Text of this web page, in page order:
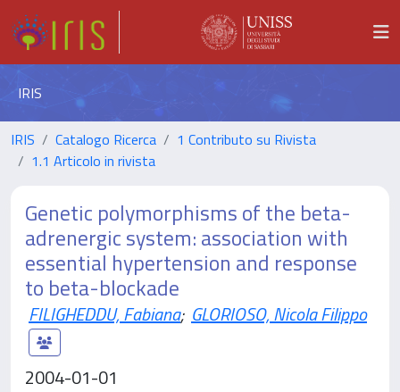
IRIS
IRIS Catalogo Ricerca
1 Contributo su Rivista
1.1 Articolo in rivista
Genetic polymorphisms of the beta-
adrenergic system: association with
essential hypertension and response
to beta-blockade
FILIGHEDDU, Fabiana; GLORIOSO, Nicola Filippo
2004-01-01